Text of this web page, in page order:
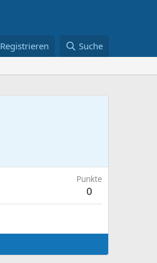
Registrieren Suche
Punkte
0